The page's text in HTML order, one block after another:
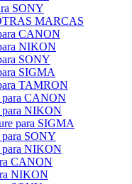
SONY
MARCAS
CANON
NIKON
SONY
SIGMA
TAMRON
para CANON
para NIKON
para SIGMA
SONY
para NIKON
CANON
NIKON